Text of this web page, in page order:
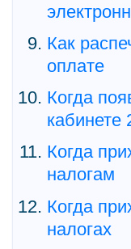
Как
оплате
Когда
кабинете
Когда
налогам
Когда
налогах